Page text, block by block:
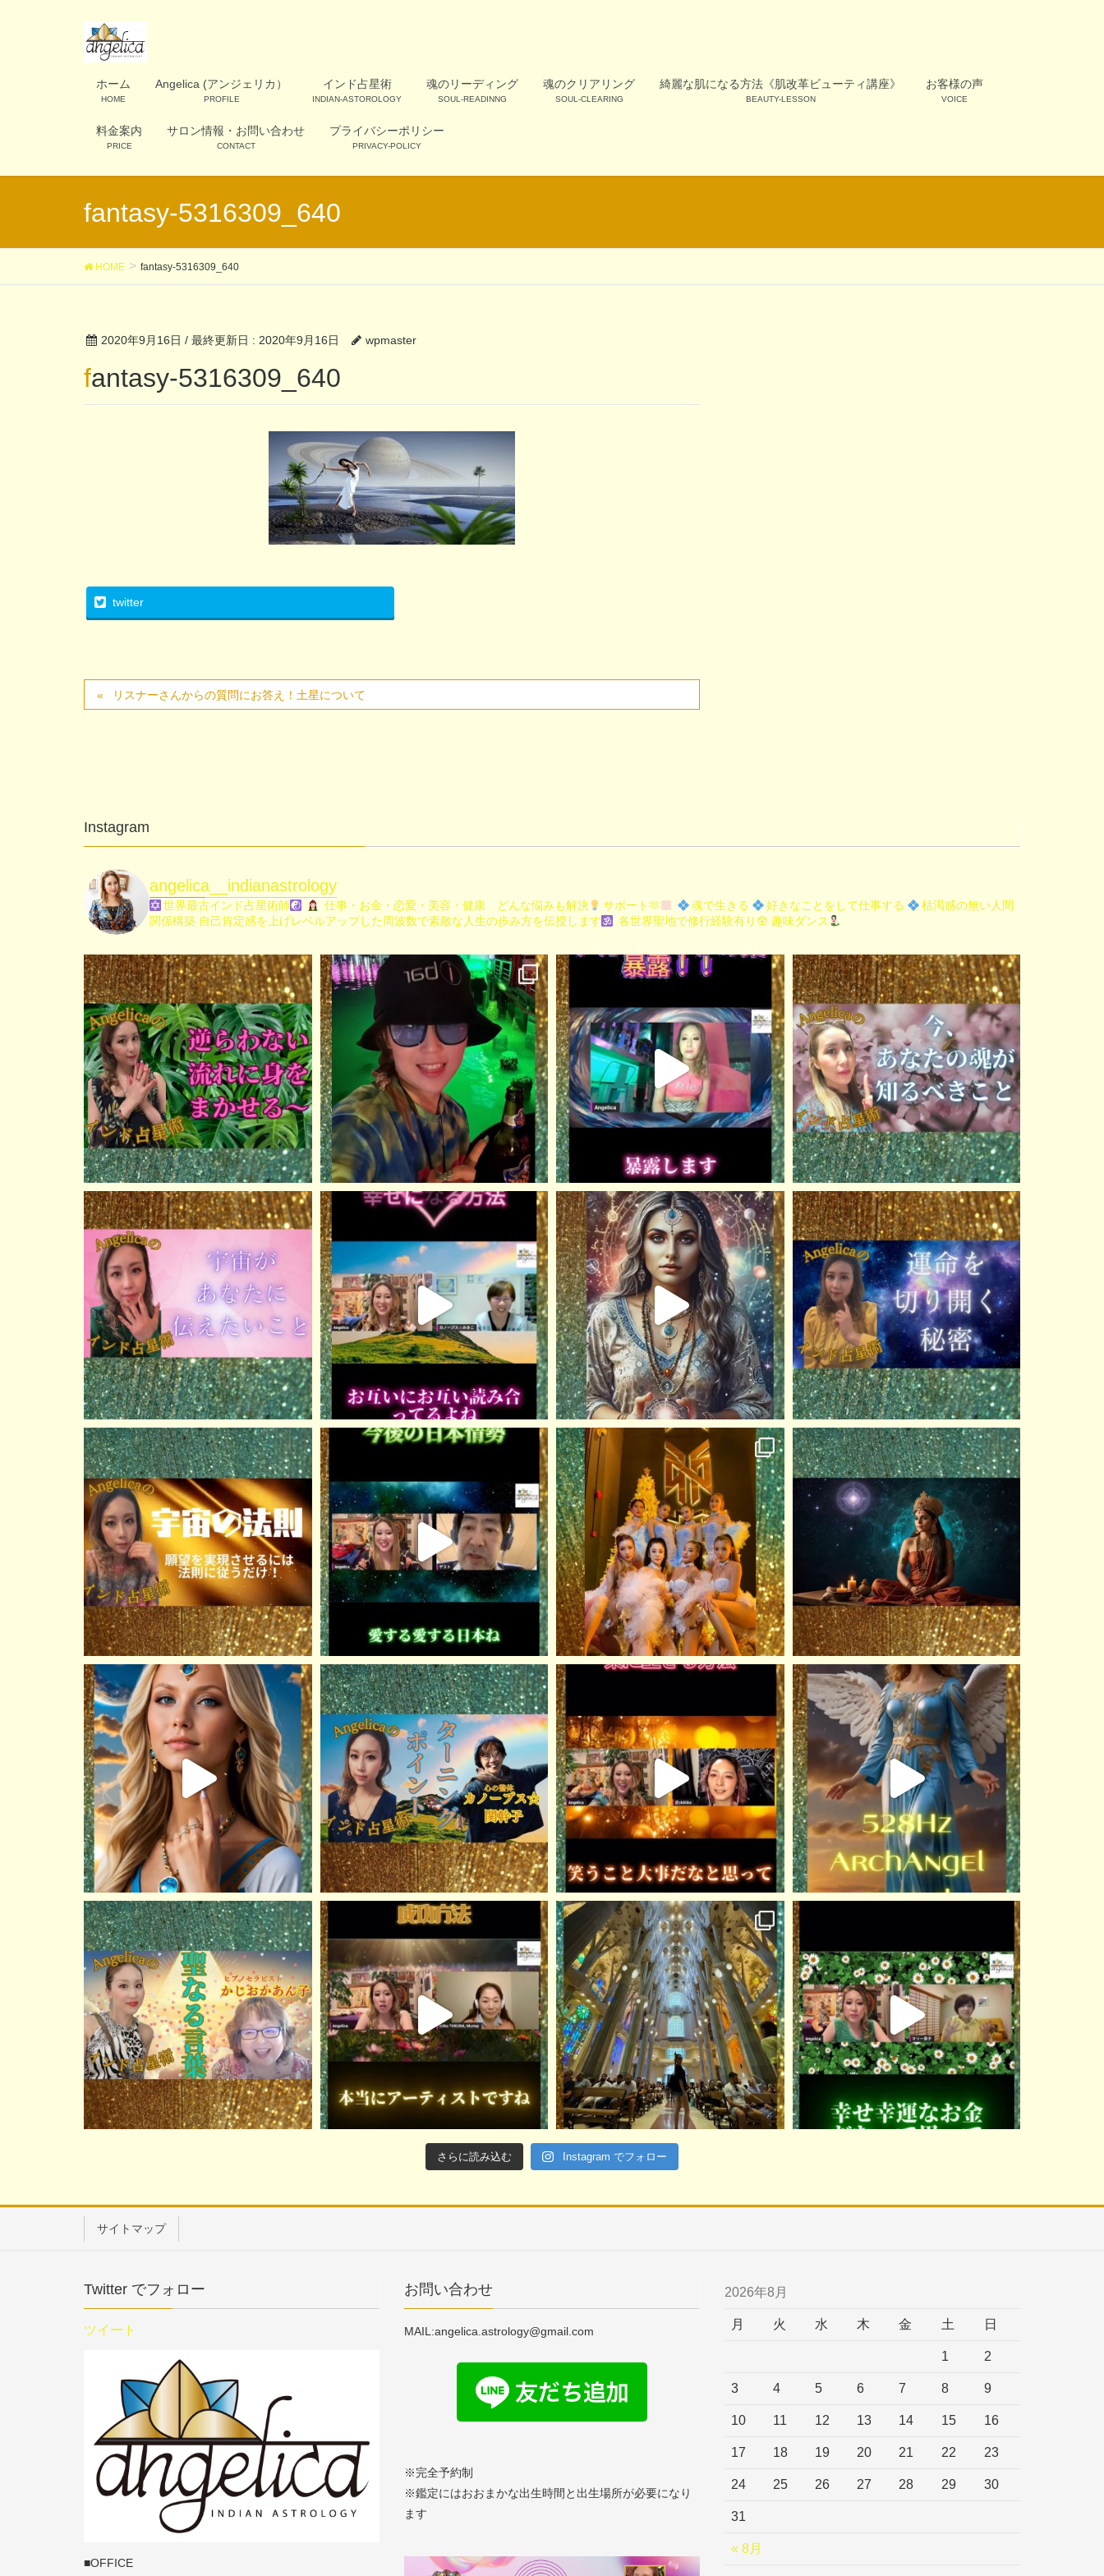
ホーム
HOME
Angelica (アンジェリカ）
PROFILE
インド占星術
INDIAN-ASTOROLOGY
魂のリーディング
SOUL-READINNG
魂のクリアリング
SOUL-CLEARING
綺麗な肌になる方法《肌改革ビューティ講座》
BEAUTY-LESSON
お客様の声
VOICE
料金案内
PRICE
サロン情報・お問い合わせ
CONTACT
プライバシーポリシー
PRIVACY-POLICY
fantasy-5316309_640
HOME fantasy-5316309_640
2020年9月16日 / 最終更新日 : 2020年9月16日 wpmaster
fantasy-5316309_640
twitter
リスナーさんからの質問にお答え！土星について
Instagram
angelica__indianastrology
世界最古インド占星術師 仕事・お金・恋愛・美容・健康 どんな悩みも解決 サポート🫶 魂で生きる 好きなことをして仕事する
枯渇感の無い人間
関係構築 自己肯定感を上げレベルアップした周波数で素敵な人生の歩み方を伝授します 各世界聖地で修行経験有り🪬 趣味ダンス
さらに読み込む Instagram でフォロー
サイトマップ
Twitter でフォロー
ツイート
■OFFICE
お問い合わせ
MAIL:angelica.astrology@gmail.com
※完全予約制
※鑑定にはおおまかな出生時間と出生場所が必要になり
ます
2026年8月
月 火 水 木 金 土 日
« 8月
1 2
3 4 5 6 7 8 9
10 11 12 13 14 15 16
17 18 19 20 21 22 23
24 25 26 27 28 29 30
31